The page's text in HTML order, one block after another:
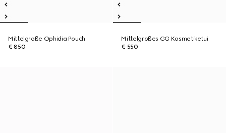
Mittelgroße Ophidia Pouch
€ 850
Mittelgroßes GG Kosmetiketui
€ 550